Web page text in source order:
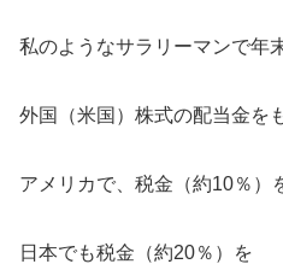
私のようなサラリーマンで年
外国（米国）株式の配当金を
アメリカで、税金（約10％）
日本でも税金（約20％）を